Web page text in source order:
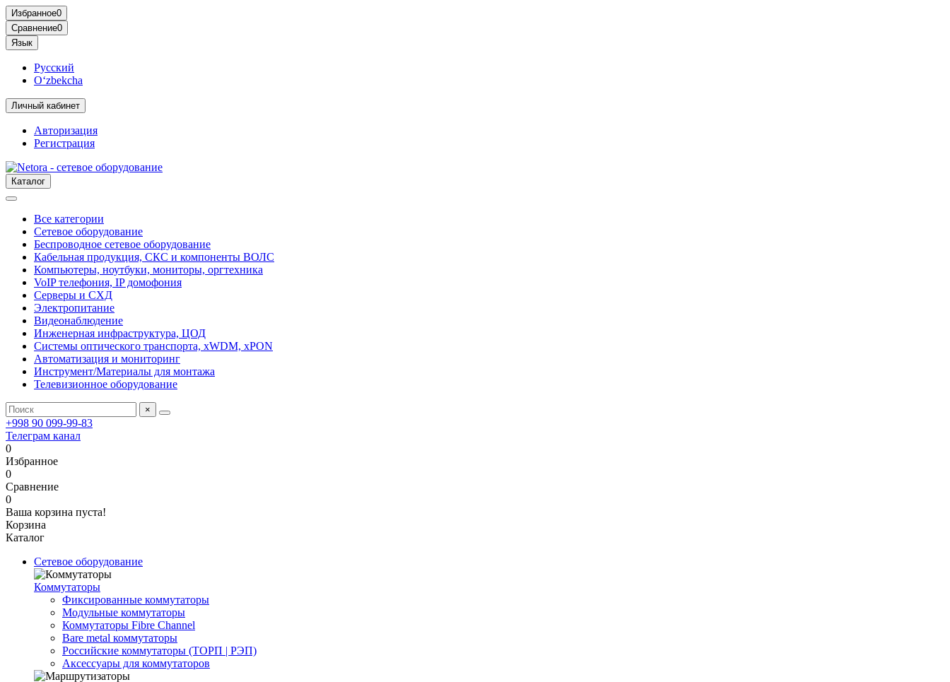
Избранное0
Сравнение0
Язык
Русский
O‘zbekcha
Личный кабинет
Авторизация
Регистрация
Каталог
Все категории
Сетевое оборудование
Беспроводное сетевое оборудование
Кабельная продукция, СКС и компоненты ВОЛС
Компьютеры, ноутбуки, мониторы, оргтехника
VoIP телефония, IP домофония
Серверы и СХД
Электропитание
Видеонаблюдение
Инженерная инфраструктура, ЦОД
Системы оптического транспорта, xWDM, xPON
Автоматизация и мониторинг
Инструмент/Материалы для монтажа
Телевизионное оборудование
×
+998 90 099-99-83
Телеграм канал
0
Избранное
0
Сравнение
0
Ваша корзина пуста!
Корзина
Каталог
Сетевое оборудование
Коммутаторы
Фиксированные коммутаторы
Модульные коммутаторы
Коммутаторы Fibre Channel
Bare metal коммутаторы
Российские коммутаторы (ТОРП | РЭП)
Аксессуары для коммутаторов